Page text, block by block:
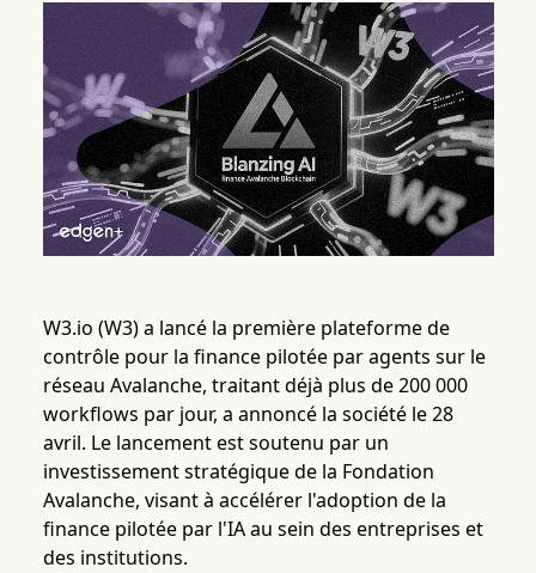
W3.io (W3) a lancé la première plateforme de
contrôle pour la finance pilotée par agents sur le
réseau Avalanche, traitant déjà plus de 200 000
workflows par jour, a annoncé la société le 28
avril. Le lancement est soutenu par un
investissement stratégique de la Fondation
Avalanche, visant à accélérer l'adoption de la
finance pilotée par l'IA au sein des entreprises et
des institutions.